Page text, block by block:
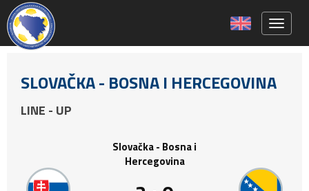
SLOVAČKA - BOSNA I HERCEGOVINA
LINE - UP
Slovačka - Bosna i
Hercegovina